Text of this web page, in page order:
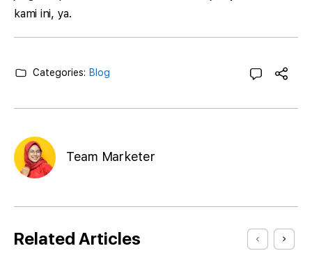
kami ini, ya.
Categories: Blog
Team Marketer
Related Articles